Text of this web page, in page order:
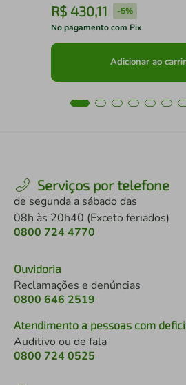
R$ 430,11 -5%
No pagamento com Pix
Adicionar ao
Serviços por telefone
de segunda a sábado das
08h às 20h40 (Exceto feriados)
0800 724 4770
Ouvidoria
Reclamações e denúncias
0800 646 2519
Atendimento a pessoas com
Auditivo ou de fala
0800 724 0525